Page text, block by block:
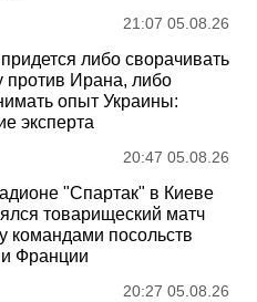
21:07 05.08.26
либо сворачивать
против Ирана, либо
опыт Украины:
эксперта
20:47 05.08.26
"Спартак" в Киеве
товарищеский матч
командами посольств
Франции
20:27 05.08.26